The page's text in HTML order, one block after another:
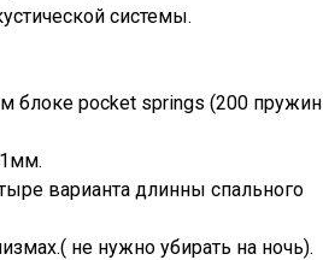
системы.
блоке pocket springs (200 пружин
варианта длинны спального
не нужно убирать на ночь).